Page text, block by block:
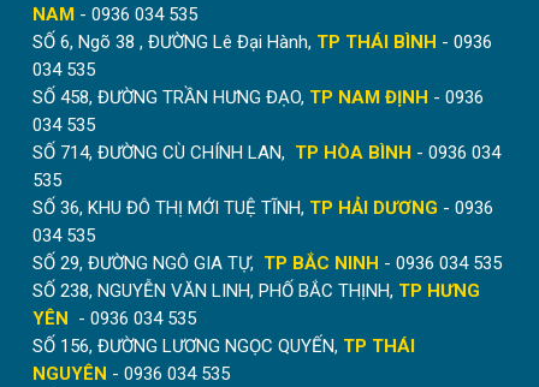
Kết nối với chúng tôi qua
nhậnMẫu Rèm Tổ Ong Miễn Phí và tư vấn trực tiếp từ
nhân viên kỹ thuật.
Mua Rèm Tổ Ong Tại Kho Ưu Đãi
Lên Tới 30%
Hòa Phátlà đơn vị trực tiếp sản xuất, phân phối lắp đặt
rèm tổ ong. Chúng tôi luôn nỗ lực mang tới cho khách
hàng sự hài lòng cả về chất lượng sản phẩm và chất
lượng dịch vụ.
Mua rèm trực tiếp tại xưởng với mức giá tốt
nhất.
NAM - 0936 034 535
SỐ 6, Ngõ 38 , ĐƯỜNG Lê Đại Hành, TP THÁI BÌNH - 0936
034 535
SỐ 458, ĐƯỜNG TRẦN HƯNG ĐẠO, TP NAM ĐỊNH - 0936
034 535
SỐ 714, ĐƯỜNG CÙ CHÍNH LAN, TP HÒA BÌNH - 0936 034
535
SỐ 36, KHU ĐÔ THỊ MỚI TUỆ TĨNH, TP HẢI DƯƠNG - 0936
034 535
SỐ 29, ĐƯỜNG NGÔ GIA TỰ, TP BẮC NINH - 0936 034 535
SỐ 238, NGUYỄN VĂN LINH, PHỐ BẮC THỊNH, TP HƯNG
YÊN - 0936 034 535
SỐ 156, ĐƯỜNG LƯƠNG NGỌC QUYẾN, TP THÁI
NGUYÊN - 0936 034 535